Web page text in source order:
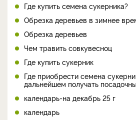
Где купить семена сукерника?
Обрезка деревьев в зимнее
Обрезка деревьев
Чем травить совкувесноц
Где купить сукерник
Где приобрести семена
дальнейшем получать
календарь-на декабрь 25 г
календарь